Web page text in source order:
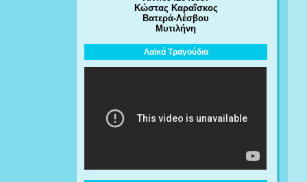
Κώστας Καραΐσκος
Βατερά-Λέσβου
Μυτιλήνη
Λαϊκά Τραγούδια